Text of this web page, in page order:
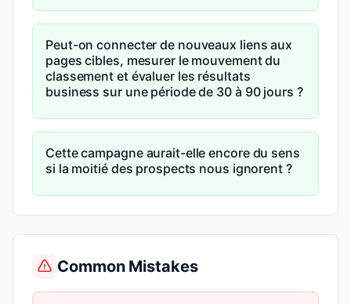
Peut-on connecter de nouveaux liens aux
pages cibles, mesurer le mouvement du
classement et évaluer les résultats
business sur une période de 30 à 90 jours ?
Cette campagne aurait-elle encore du sens
si la moitié des prospects nous ignorent ?
Common Mistakes